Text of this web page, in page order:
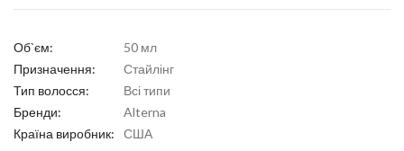
Об`єм:
50 мл
Призначення:
Стайлінг
Тип волосся:
Всі типи
Бренди:
Alterna
Країна виробник:
США